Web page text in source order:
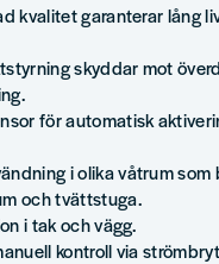
kvalitet garanterar lång
skyddar mot
för automatisk
i olika våtrum som
och tvättstuga.
i tak och vägg.
kontroll via